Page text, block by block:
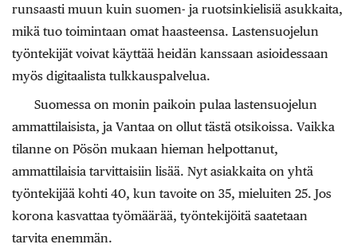
runsaasti muun kuin suomen- ja ruotsinkielisiä asukkaita,
mikä tuo toimintaan omat haasteensa. Lastensuojelun
työntekijät voivat käyttää heidän kanssaan asioidessaan
myös digitaalista tulkkauspalvelua.
Suomessa on monin paikoin pulaa lastensuojelun
ammattilaisista, ja Vantaa on ollut tästä otsikoissa. Vaikka
tilanne on Pösön mukaan hieman helpottanut,
ammattilaisia tarvittaisiin lisää. Nyt asiakkaita on yhtä
työntekijää kohti 40, kun tavoite on 35, mieluiten 25. Jos
korona kasvattaa työmäärää, työntekijöitä saatetaan
tarvita enemmän.